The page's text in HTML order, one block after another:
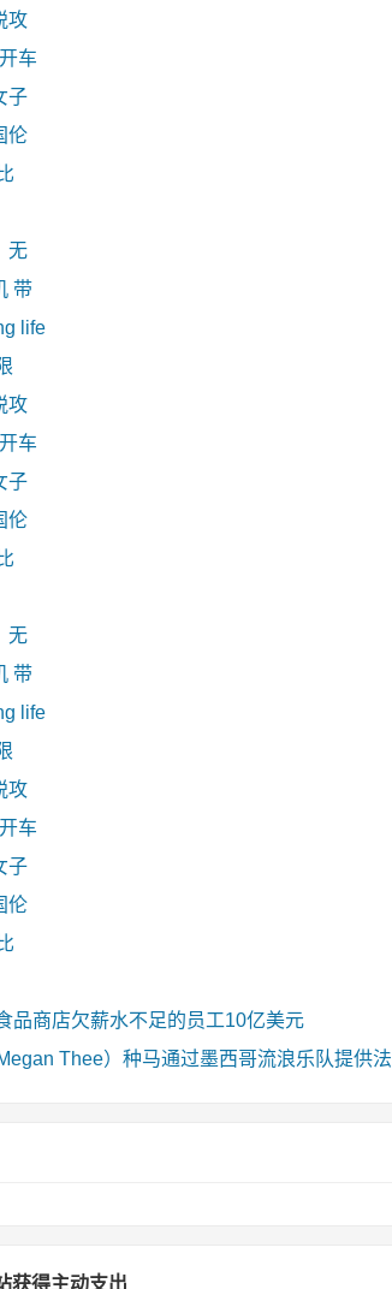
攻
车
子
伦
无
带
life
攻
车
子
伦
无
带
life
攻
车
子
伦
品商店欠薪水不足的员工10亿美元
Thee）种马通过墨西哥流浪乐队提供法
获得主动支出